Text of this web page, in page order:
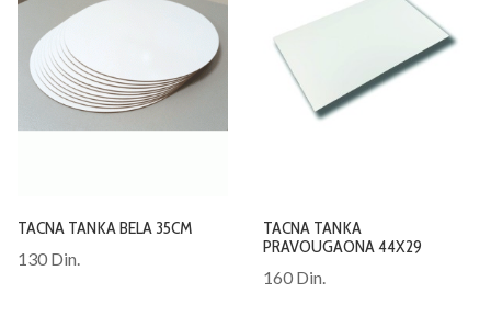
TACNA TANKA BELA 35CM
130 Din.
TACNA TANKA
PRAVOUGAONA 44X29
160 Din.